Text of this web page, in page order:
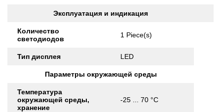
Эксплуатация и индикация
Количество
светодиодов
1 Piece(s)
Тип дисплея LED
Параметры окружающей среды
Температура
окружающей среды,
хранение
-25 ... 70 °C